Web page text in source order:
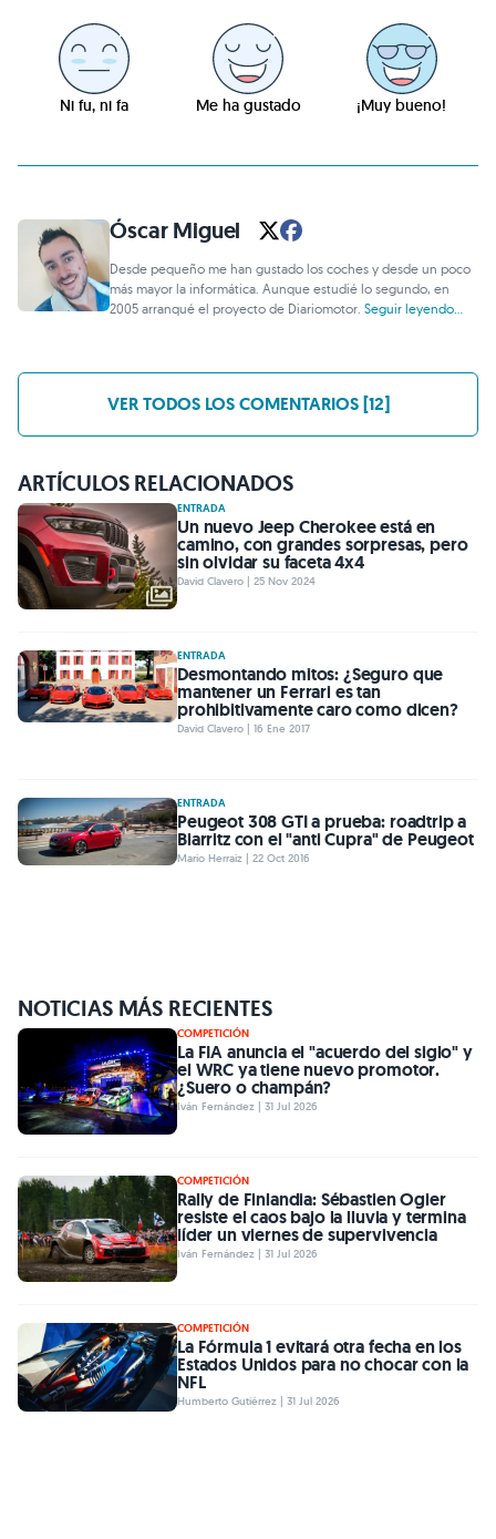
Ni fu, ni fa Me ha gustado ¡Muy bueno!
Óscar Miguel
Desde pequeño me han gustado los coches y desde un poco
más mayor la informática. Aunque estudié lo segundo, en
2005 arranqué el proyecto de Diariomotor.Seguir leyendo...
VER TODOS LOS COMENTARIOS [12]
ARTÍCULOS RELACIONADOS
ENTRADA
Un nuevo Jeep Cherokee está en
camino, con grandes sorpresas, pero
sin olvidar su faceta 4x4
David Clavero | 25 Nov 2024
ENTRADA
Desmontando mitos: ¿Seguro que
mantener un Ferrari es tan
prohibitivamente caro como dicen?
David Clavero | 16 Ene 2017
ENTRADA
Peugeot 308 GTI a prueba: roadtrip a
Biarritz con el "anti Cupra" de Peugeot
Mario Herraiz | 22 Oct 2016
NOTICIAS MÁS RECIENTES
COMPETICIÓN
La FIA anuncia el "acuerdo del siglo" y
el WRC ya tiene nuevo promotor.
¿Suero o champán?
Iván Fernández | 31 Jul 2026
COMPETICIÓN
Rally de Finlandia: Sébastien Ogier
resiste el caos bajo la lluvia y termina
líder un viernes de supervivencia
Iván Fernández | 31 Jul 2026
COMPETICIÓN
La Fórmula 1 evitará otra fecha en los
Estados Unidos para no chocar con la
NFL
Humberto Gutiérrez | 31 Jul 2026